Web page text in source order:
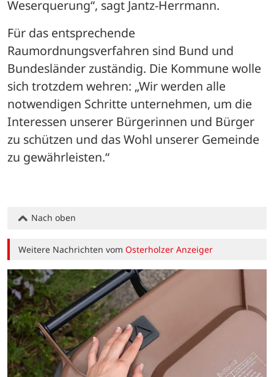
Weserquerung“, sagt Jantz-Herrmann.
Für das entsprechende
Raumordnungsverfahren sind Bund und
Bundesländer zuständig. Die Kommune wolle
sich trotzdem wehren: „Wir werden alle
notwendigen Schritte unternehmen, um die
Interessen unserer Bürgerinnen und Bürger
zu schützen und das Wohl unserer Gemeinde
zu gewährleisten.“
Nach oben
Weitere Nachrichten vomOsterholzer Anzeiger